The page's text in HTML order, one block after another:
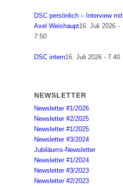
DSC persönlich – Interview mit
Axel Weishaupt16. Juli 2026 -
7:50
DSC intern16. Juli 2026 - 7:40
NEWSLETTER
Newsletter #1/2026
Newsletter #2/2025
Newsletter #1/2025
Newsletter #3/2024
Jubiläums-Newsletter
Newsletter #1/2024
Newsletter #3/2023
Newsletter #2/2023